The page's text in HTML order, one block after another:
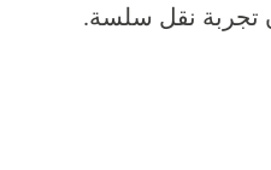
تجربة نقل سلسة.